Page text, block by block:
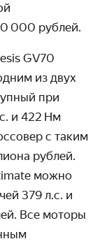
000 рублей.
GV70
из двух
при
и 422 Нм
с таким
рублей.
можно
379 л.с. и
Все моторы